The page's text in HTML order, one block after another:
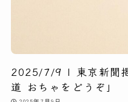
2025/7/9 | 東京新聞
道 おちゃをどうぞ」